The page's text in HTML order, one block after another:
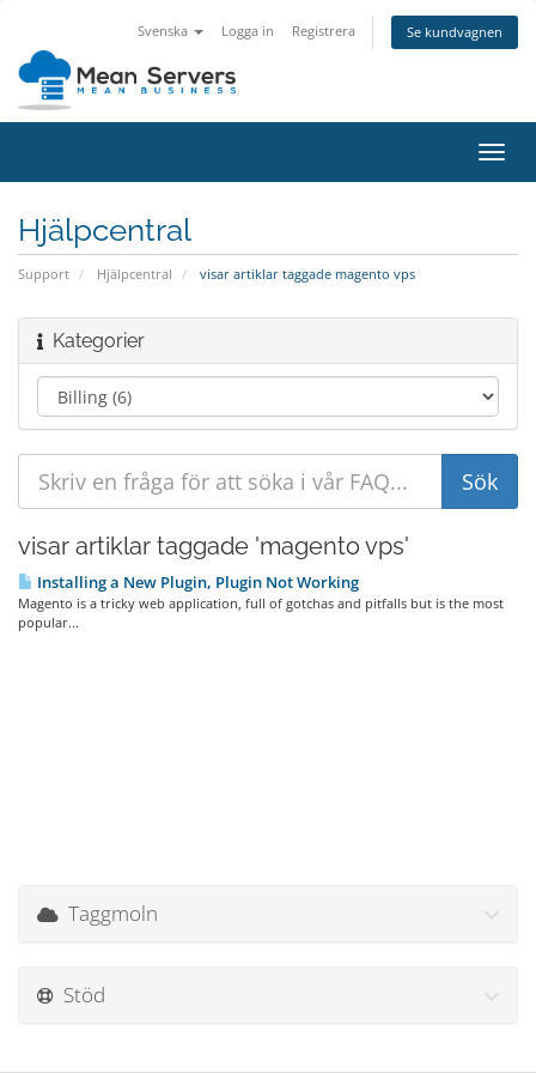
Svenska Logga in Registrera Se kundvagnen
Växla
Hjälpcentral
Support Hjälpcentral visar artiklar taggade magento vps
Kategorier
visar artiklar taggade 'magento vps'
Installing a New Plugin, Plugin Not Working
Magento is a tricky web application, full of gotchas and pitfalls but is the most
popular...
Taggmoln
Stöd